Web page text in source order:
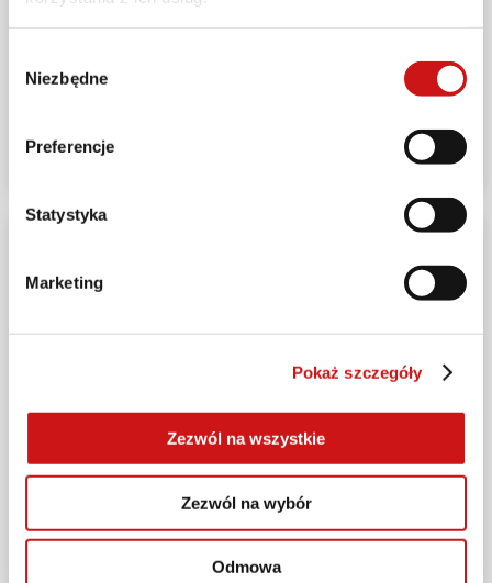
zgody
Niezbędne
Preferencje
Statystyka
Marketing
Pokaż szczegóły
Zezwól na wszystkie
Zezwól na wybór
Odmowa
Marc Márquez i Ducati Mistrzami Świata MotoGP
2025-09-28